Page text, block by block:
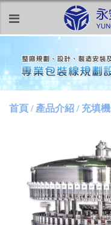
首頁 / 產品介紹 / 充填機